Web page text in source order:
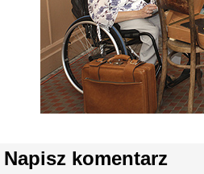
Napisz komentarz